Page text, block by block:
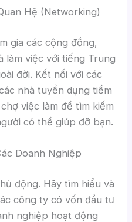
Hệ (Networking)
gia các cộng đồng,
làm việc với tiếng Trung
đời. Kết nối với các
nhà tuyển dụng tiềm
việc làm để tìm kiếm
có thể giúp đỡ bạn.
Doanh Nghiệp
động. Hãy tìm hiểu và
công ty có vốn đầu tư
nghiệp hoạt động